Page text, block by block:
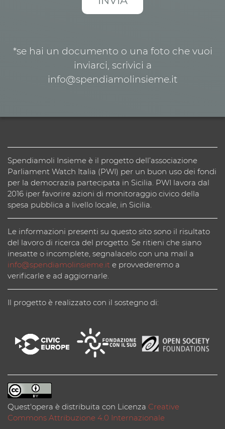
*se hai un documento o una foto che vuoi
inviarci, scrivici a
info@spendiamolinsieme.it
Spendiamoli Insieme è il progetto dell’associazione
Parliament Watch Italia (PWI) per un buon uso dei fondi
per la democrazia partecipata in Sicilia. PWI lavora dal
2016 iper favorire azioni di monitoraggio civico della
spesa pubblica a livello locale, in Sicilia.
Le informazioni presenti su questo sito sono il risultato
del lavoro di ricerca del progetto. Se ritieni che siano
inesatte o incomplete, segnalacelo con una mail a
info@spendiamolinsieme.it e provvederemo a
verificarle e ad aggiornarle.
Il progetto è realizzato con il sostegno di:
Quest'opera è distribuita con Licenza Creative
Commons Attribuzione 4.0 Internazionale